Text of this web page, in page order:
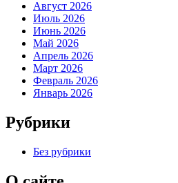
Август 2026
Июль 2026
Июнь 2026
Май 2026
Апрель 2026
Март 2026
Февраль 2026
Январь 2026
Рубрики
Без рубрики